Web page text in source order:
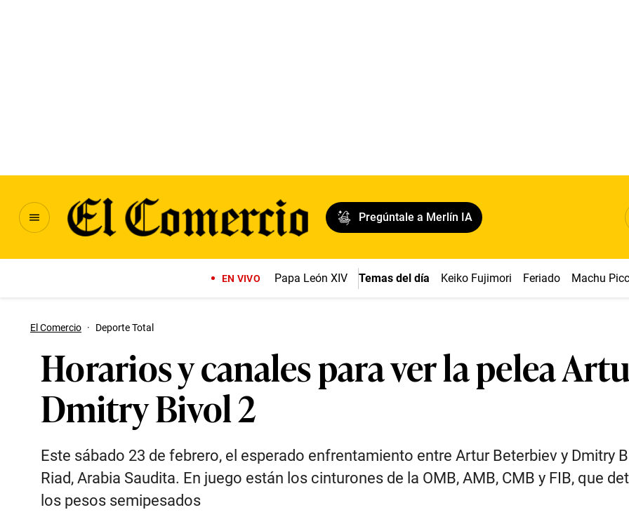
Pregúntale a Merlín IA
EN VIVO Papa León XIV Temas del día Keiko Fujimori Feriado Machu
El Comercio · Deporte Total
Horarios y canales para ver la pelea
Dmitry Bivol 2
Este sábado 23 de febrero, el esperado enfrentamiento entre Artur Beterbiev y Dmitry
Riad, Arabia Saudita. En juego están los cinturones de la OMB, AMB, CMB y FIB, que
los pesos semipesados